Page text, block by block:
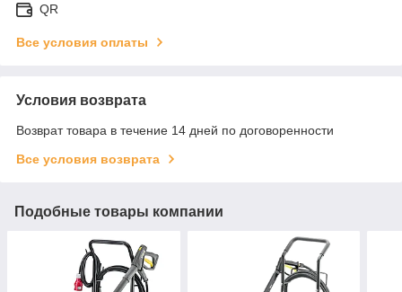
QR
Все условия оплаты
Условия возврата
Возврат товара в течение 14 дней по договоренности
Все условия возврата
Подобные товары компании